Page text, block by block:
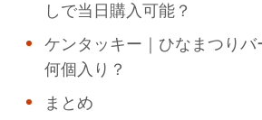
しで当日購入可能？
ケンタッキー｜ひなまつりバ
何個入り？
まとめ